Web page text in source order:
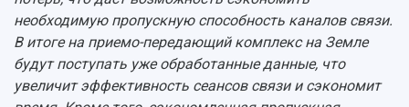
необходимую пропускную способность каналов связи.
В итоге на приемо-передающий комплекс на Земле
будут поступать уже обработанные данные, что
увеличит эффективность сеансов связи и сэкономит